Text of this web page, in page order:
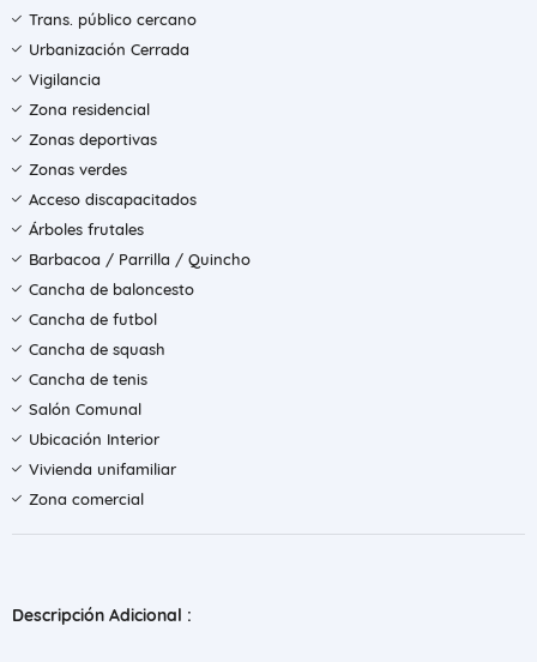
Trans. público cercano
Urbanización Cerrada
Vigilancia
Zona residencial
Zonas deportivas
Zonas verdes
Acceso discapacitados
Árboles frutales
Barbacoa / Parrilla / Quincho
Cancha de baloncesto
Cancha de futbol
Cancha de squash
Cancha de tenis
Salón Comunal
Ubicación Interior
Vivienda unifamiliar
Zona comercial
Descripción Adicional :